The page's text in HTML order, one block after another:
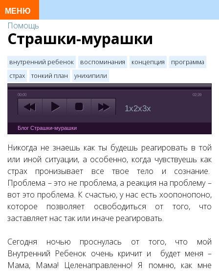
Помощь
Страшки-мурашки
внутренний ребенок воспоминания концепция
программа
страх
тонкий план унихипили
00:00 02:39
1x2x3x
Блог Страшки-мурашки
Никогда не знаешь как ты будешь реагировать в той
или иной ситуации, а особенно, когда чувствуешь как
страх пронизывает все твое тело и сознание.
Проблема – это не проблема, а реакция на проблему –
вот это проблема. К счастью, у нас есть хоопонопоно,
которое позволяет освободиться от того, что
заставляет нас так или иначе реагировать.
Сегодня ночью проснулась от того, что мой
Внутренний Ребенок очень кричит и будет меня –
Мама, Мама! Целенаправленно! Я помню, как мне